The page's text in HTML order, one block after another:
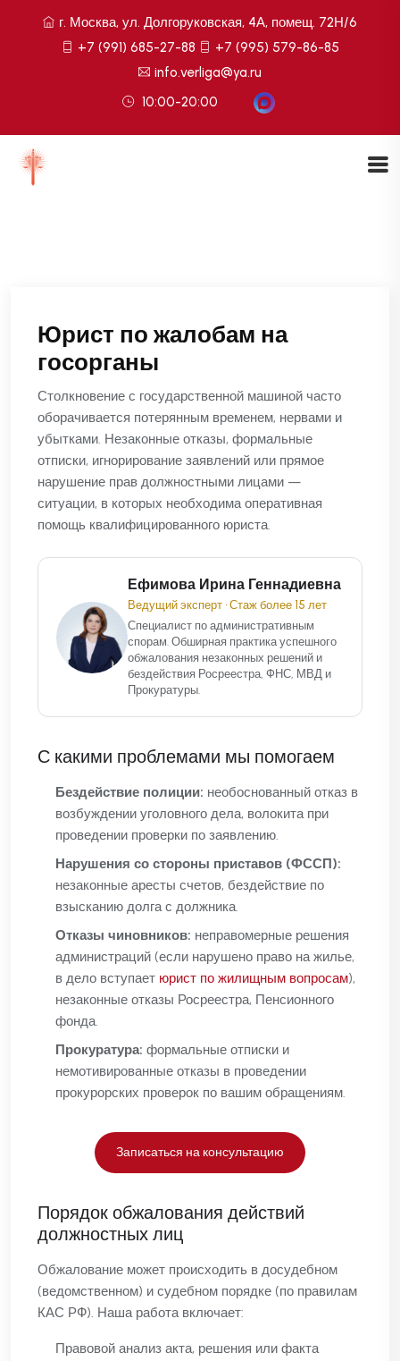
г. Москва, ул. Долгоруковская, 4А, помещ. 72Н/6
+7 (991) 685-27-88
+7 (995) 579-86-85
info.verliga@ya.ru
10:00-20:00
Юрист по жалобам на
госорганы
Столкновение с государственной машиной часто
оборачивается потерянным временем, нервами и
убытками. Незаконные отказы, формальные
отписки, игнорирование заявлений или прямое
нарушение прав должностными лицами —
ситуации, в которых необходима оперативная
помощь квалифицированного юриста.
Ефимова Ирина Геннадиевна
Ведущий эксперт • Стаж более 15 лет
Специалист по административным
спорам. Обширная практика успешного
обжалования незаконных решений и
бездействия Росреестра, ФНС, МВД и
Прокуратуры.
С какими проблемами мы помогаем
Бездействие полиции: необоснованный отказ в
возбуждении уголовного дела, волокита при
проведении проверки по заявлению.
Нарушения со стороны приставов (ФССП):
незаконные аресты счетов, бездействие по
взысканию долга с должника.
Отказы чиновников: неправомерные решения
администраций (если нарушено право на жилье,
в дело вступает юрист по жилищным вопросам),
незаконные отказы Росреестра, Пенсионного
фонда.
Прокуратура: формальные отписки и
немотивированные отказы в проведении
прокурорских проверок по вашим обращениям.
Записаться на консультацию
Порядок обжалования действий
должностных лиц
Обжалование может происходить в досудебном
(ведомственном) и судебном порядке (по правилам
КАС РФ). Наша работа включает:
Правовой анализ акта, решения или факта